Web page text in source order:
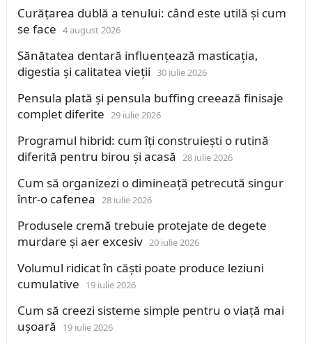
Curățarea dublă a tenului: când este utilă și cum
se face 4 august 2026
Sănătatea dentară influențează masticația,
digestia și calitatea vieții 30 iulie 2026
Pensula plată și pensula buffing creează finisaje
complet diferite 29 iulie 2026
Programul hibrid: cum îți construiești o rutină
diferită pentru birou și acasă 28 iulie 2026
Cum să organizezi o dimineață petrecută singur
într-o cafenea 28 iulie 2026
Produsele cremă trebuie protejate de degete
murdare și aer excesiv 20 iulie 2026
Volumul ridicat în căști poate produce leziuni
cumulative
19 iulie 2026
Cum să creezi sisteme simple pentru o viață mai
ușoară
19 iulie 2026